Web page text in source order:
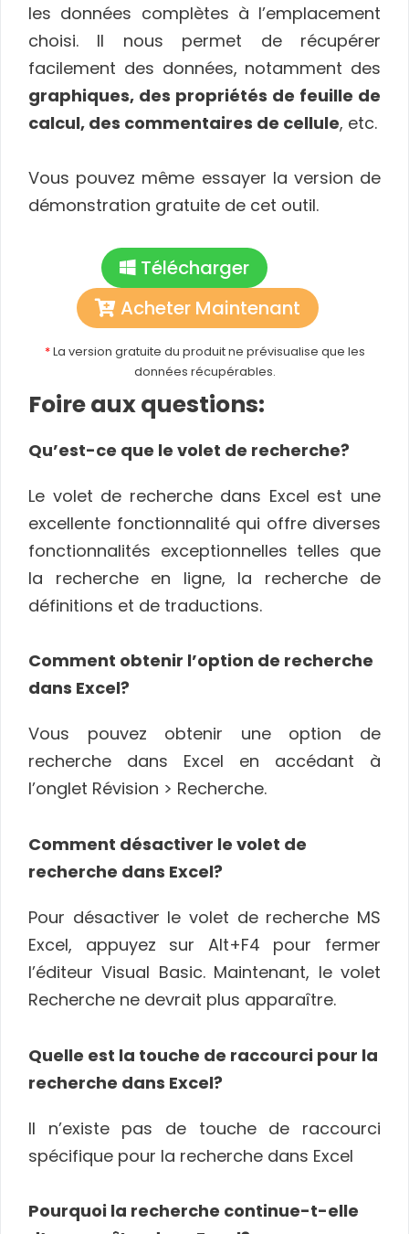
les données complètes à l’emplacement
choisi. Il nous permet de récupérer
facilement des données, notamment des
graphiques, des propriétés de feuille de
calcul, des commentaires de cellule, etc.
Vous pouvez même essayer la version de
démonstration gratuite de cet outil.
Télécharger
Acheter Maintenant
*La version gratuite du produit ne prévisualise que les
données récupérables.
Foire aux questions:
Qu’est-ce que le volet de recherche?
Le volet de recherche dans Excel est une
excellente fonctionnalité qui offre diverses
fonctionnalités exceptionnelles telles que
la recherche en ligne, la recherche de
définitions et de traductions.
Comment obtenir l’option de recherche
dans Excel?
Vous pouvez obtenir une option de
recherche dans Excel en accédant à
l’onglet Révision > Recherche.
Comment désactiver le volet de
recherche dans Excel?
Pour désactiver le volet de recherche MS
Excel, appuyez sur Alt+F4 pour fermer
l’éditeur Visual Basic. Maintenant, le volet
Recherche ne devrait plus apparaître.
Quelle est la touche de raccourci pour la
recherche dans Excel?
Il n’existe pas de touche de raccourci
spécifique pour la recherche dans Excel
Pourquoi la recherche continue-t-elle